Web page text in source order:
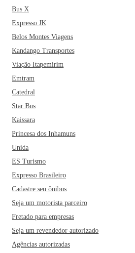
Bus X
Expresso JK
Belos Montes Viagens
Kandango Transportes
Viação Itapemirim
Emtram
Catedral
Star Bus
Kaissara
Princesa dos Inhamuns
Unida
ES Turismo
Expresso Brasileiro
Cadastre seu ônibus
Seja um motorista parceiro
Fretado para empresas
Seja um revendedor autorizado
Agências autorizadas